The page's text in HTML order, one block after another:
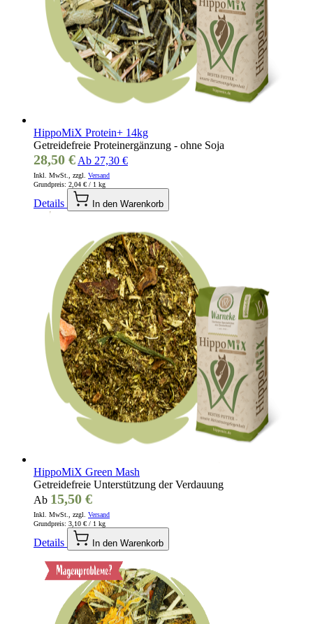
HippoMiX Protein+ 14kg
Getreidefreie Proteinergänzung - ohne Soja
28,50 € Ab 27,30 €
Inkl. MwSt., zzgl. Versand
Grundpreis: 2,04 € / 1 kg
Details In den Warenkorb
HippoMiX Green Mash
Getreidefreie Unterstützung der Verdauung
Ab 15,50 €
Inkl. MwSt., zzgl. Versand
Grundpreis: 3,10 € / 1 kg
Details In den Warenkorb